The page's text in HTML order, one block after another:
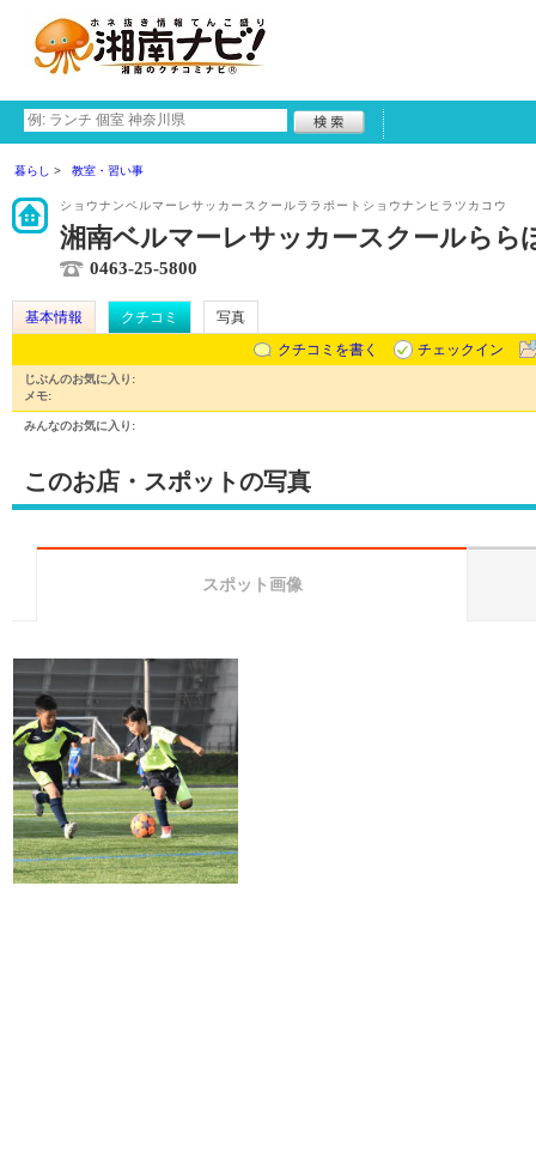
暮らし 教室・習い事
ショウナンベルマーレサッカースクールララポートショウナンヒラツカコウ
湘南ベルマーレサッカースクールらら
0463-25-5800
基本情報 クチコミ
写真
クチコミを書く
チェックイン
じぶんのお気に入り:
メモ:
みんなのお気に入り:
このお店・スポットの写真
スポット画像